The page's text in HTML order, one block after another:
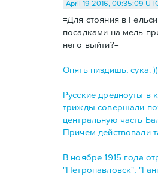
April 19 2016, 00:35:09
=Для стояния в
посадками на мель
него выйти?=
Опять пиздишь, сука.
Русские дредноуты в
трижды совершали
центральную часть
Причем действовали
В ноябре 1915 года
"Петропавловск",